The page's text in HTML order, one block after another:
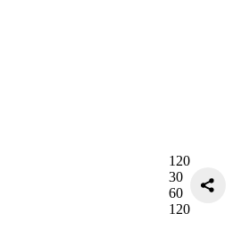
120
30
60
120